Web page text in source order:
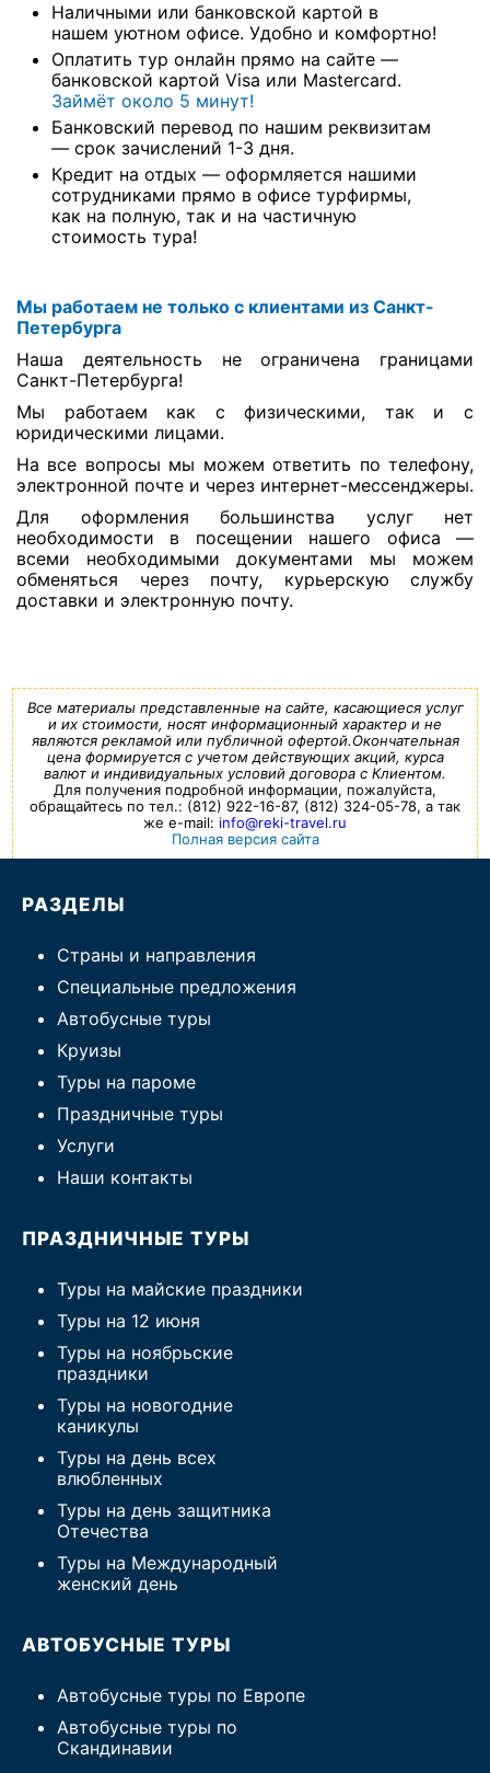
Наличными или банковской картой в
нашем уютном офисе. Удобно и комфортно!
Оплатить тур онлайн прямо на сайте —
банковской картой Visa или Mastercard.
Займёт около 5 минут!
Банковский перевод по нашим реквизитам
— срок зачислений 1-3 дня.
Кредит на отдых — оформляется нашими
сотрудниками прямо в офисе турфирмы,
как на полную, так и на частичную
стоимость тура!
Мы работаем не только с клиентами из Санкт-
Петербурга
Наша деятельность не ограничена границами
Санкт-Петербурга!
Мы работаем как с физическими, так и с
юридическими лицами.
На все вопросы мы можем ответить по телефону,
электронной почте и через интернет-мессенджеры.
Для оформления большинства услуг нет
необходимости в посещении нашего офиса —
всеми необходимыми документами мы можем
обменяться через почту, курьерскую службу
доставки и электронную почту.
Все материалы представленные на сайте, касающиеся услуг
и их стоимости, носят информационный характер и не
являются рекламой или публичной офертой.Окончательная
цена формируется с учетом действующих акций, курса
валют и индивидуальных условий договора с Клиентом.
Для получения подробной информации, пожалуйста,
обращайтесь по тел.: (812) 922-16-87, (812) 324-05-78, а так
же e-mail: info@reki-travel.ru
Полная версия сайта
РАЗДЕЛЫ
Страны и направления
Специальные предложения
Автобусные туры
Круизы
Туры на пароме
Праздничные туры
Услуги
Наши контакты
ПРАЗДНИЧНЫЕ ТУРЫ
Туры на майские праздники
Туры на 12 июня
Туры на ноябрьские
праздники
Туры на новогодние
каникулы
Туры на день всех
влюбленных
Туры на день защитника
Отечества
Туры на Международный
женский день
АВТОБУСНЫЕ ТУРЫ
Автобусные туры по Европе
Автобусные туры по
Скандинавии